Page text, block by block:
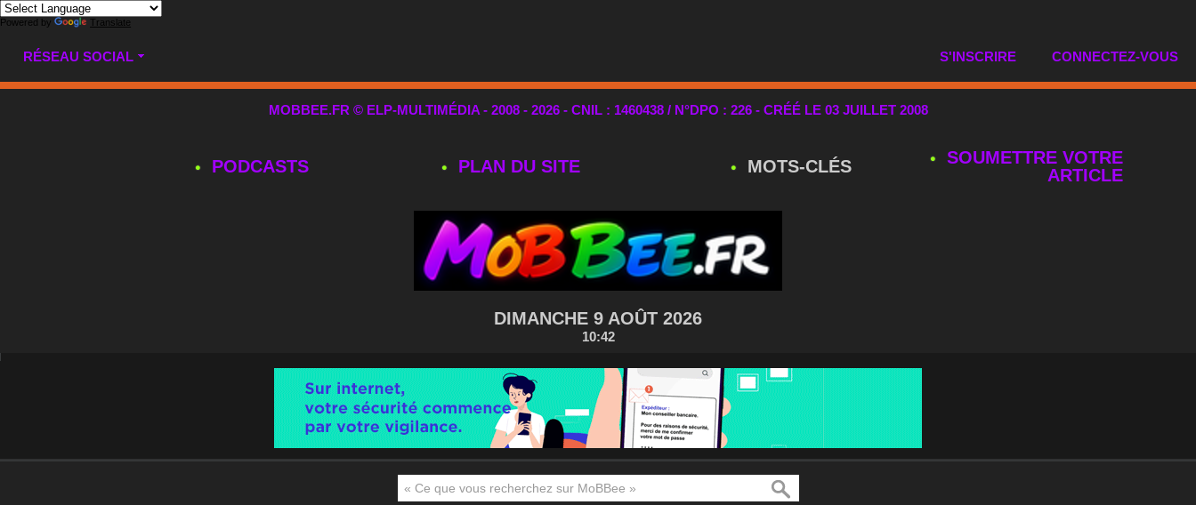
Powered by Translate
RÉSEAU SOCIAL CONNECTEZ-VOUS
S'INSCRIRE
MOBBEE.FR © ELP-MULTIMÉDIA - 2008 - 2026 - CNIL : 1460438 / N°DPO : 226 - CRÉÉ LE 03 JUILLET 2008
PODCASTS PLAN DU SITE MOTS‑CLÉS
SOUMETTRE VOTRE
ARTICLE
DIMANCHE 9 AOÛT 2026
10:42